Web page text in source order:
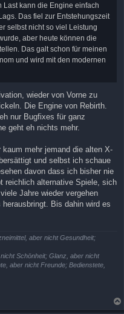
Last kann die Engine einfach
Das fiel zur Entstehungszeit
selbst nicht so viel Leistung
aber heute können die
Das galt schon für meinen
und wird mit den modernen
wieder von Vorne zu
Die Engine von Rebirth.
nur Bugfixes für ganz
geht eh nichts mehr.
mehr jemand die alten X-
und selbst ich schaue
davon dass ich bisher nie
reichlich alternative Spiele, sich
Jahre wieder vergehen
Bis dahin wird es
aber nicht Gesundheit;
Schönheit; Glanz, aber nicht
aber nicht Freunde; Bedienstete,